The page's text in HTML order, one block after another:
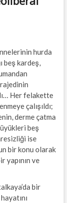
hurda
beş kardeş,
Her felakette
çalışıldı;
derme çatma
beş
ise
bir konu olarak
yapının ve
bir